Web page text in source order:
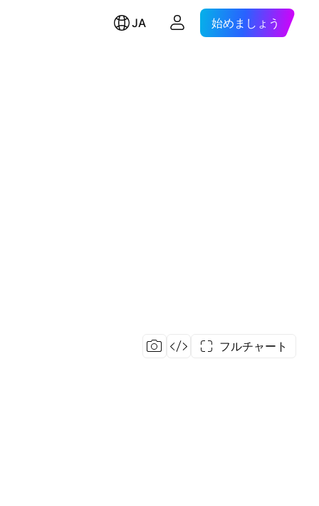
JA 始めましょう
フルチャート